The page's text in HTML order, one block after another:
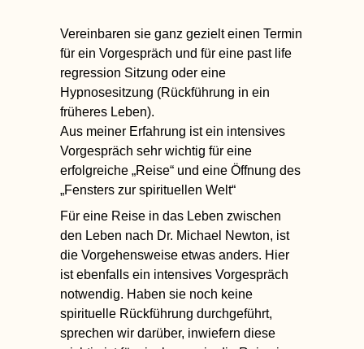
Vereinbaren sie ganz gezielt einen Termin
für ein Vorgespräch und für eine past life
regression Sitzung oder eine
Hypnosesitzung (Rückführung in ein
früheres Leben).
Aus meiner Erfahrung ist ein intensives
Vorgespräch sehr wichtig für eine
erfolgreiche „Reise“ und eine Öffnung des
„Fensters zur spirituellen Welt“
Für eine Reise in das Leben zwischen
den Leben nach Dr. Michael Newton, ist
die Vorgehensweise etwas anders. Hier
ist ebenfalls ein intensives Vorgespräch
notwendig. Haben sie noch keine
spirituelle Rückführung durchgeführt,
sprechen wir darüber, inwiefern diese